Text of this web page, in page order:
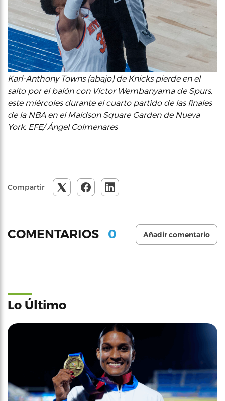
Karl-Anthony Towns (abajo) de Knicks pierde en el
salto por el balón con Victor Wembanyama de Spurs,
este miércoles durante el cuarto partido de las finales
de la NBA en el Maidson Square Garden de Nueva
York. EFE/ Ángel Colmenares
Compartir
COMENTARIOS 0 Añadir comentario
Lo Último